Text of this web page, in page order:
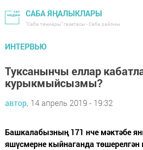
САБА ЯҢАЛЫКЛАРЫ
"Саба таңнары" газетасы - Саба районы
ИНТЕРВЬЮ
Туксанынчы еллар
курыкмыйсызмы?
автор, 14 апрель 2019 - 19:32
Башкалабызның 171 нче мәктәбе
яшүсмерне кыйнаганда төшерелгән